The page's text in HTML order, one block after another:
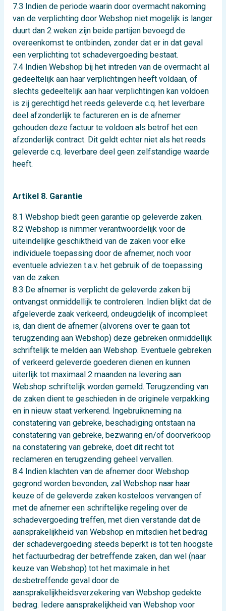
7.3 Indien de periode waarin door overmacht nakoming
van de verplichting door Webshop niet mogelijk is langer
duurt dan 2 weken zijn beide partijen bevoegd de
overeenkomst te ontbinden, zonder dat er in dat geval
een verplichting tot schadevergoeding bestaat.
7.4 Indien Webshop bij het intreden van de overmacht al
gedeeltelijk aan haar verplichtingen heeft voldaan, of
slechts gedeeltelijk aan haar verplichtingen kan voldoen
is zij gerechtigd het reeds geleverde c.q. het leverbare
deel afzonderlijk te factureren en is de afnemer
gehouden deze factuur te voldoen als betrof het een
afzonderlijk contract. Dit geldt echter niet als het reeds
geleverde c.q. leverbare deel geen zelfstandige waarde
heeft.
Artikel 8. Garantie
8.1 Webshop biedt geen garantie op geleverde zaken.
8.2 Webshop is nimmer verantwoordelijk voor de
uiteindelijke geschiktheid van de zaken voor elke
individuele toepassing door de afnemer, noch voor
eventuele adviezen t.a.v. het gebruik of de toepassing
van de zaken.
8.3 De afnemer is verplicht de geleverde zaken bij
ontvangst onmiddellijk te controleren. Indien blijkt dat de
afgeleverde zaak verkeerd, ondeugdelijk of incompleet
is, dan dient de afnemer (alvorens over te gaan tot
terugzending aan Webshop) deze gebreken onmiddellijk
schriftelijk te melden aan Webshop. Eventuele gebreken
of verkeerd geleverde goederen dienen en kunnen
uiterlijk tot maximaal 2 maanden na levering aan
Webshop schriftelijk worden gemeld. Terugzending van
de zaken dient te geschieden in de originele verpakking
en in nieuw staat verkerend. Ingebruikneming na
constatering van gebreke, beschadiging ontstaan na
constatering van gebreke, bezwaring en/of doorverkoop
na constatering van gebreke, doet dit recht tot
reclameren en terugzending geheel vervallen.
8.4 Indien klachten van de afnemer door Webshop
gegrond worden bevonden, zal Webshop naar haar
keuze of de geleverde zaken kosteloos vervangen of
met de afnemer een schriftelijke regeling over de
schadevergoeding treffen, met dien verstande dat de
aansprakelijkheid van Webshop en mitsdien het bedrag
der schadevergoeding steeds beperkt is tot ten hoogste
het factuurbedrag der betreffende zaken, dan wel (naar
keuze van Webshop) tot het maximale in het
desbetreffende geval door de
aansprakelijkheidsverzekering van Webshop gedekte
bedrag. Iedere aansprakelijkheid van Webshop voor